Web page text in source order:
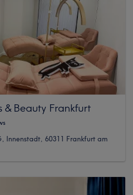
& Beauty Frankfurt
Innenstadt, 60311 Frankfurt am